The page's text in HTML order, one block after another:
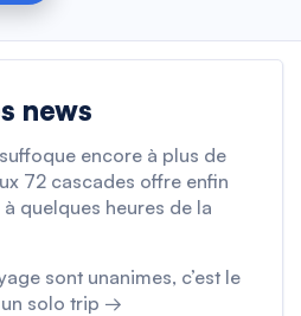
news
encore à plus de
72 cascades offre enfin
quelques heures de la
sont unanimes, c’est le
un solo trip →